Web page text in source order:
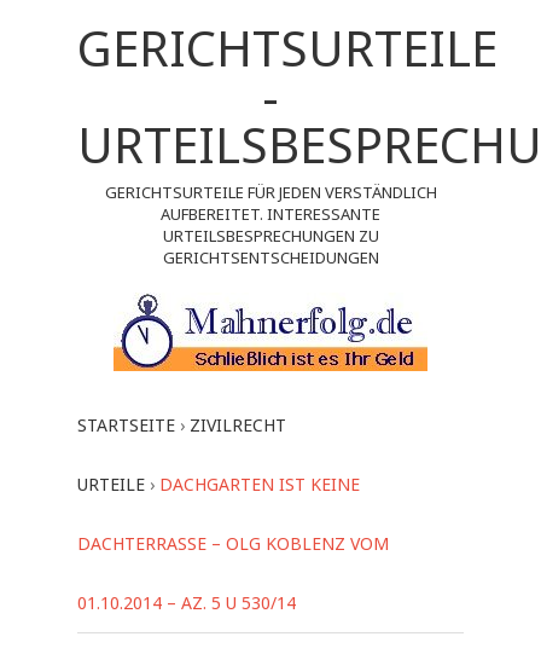
GERICHTSURTEILE
-
GERICHTSURTEILE FÜR JEDEN VERSTÄNDLICH
AUFBEREITET. INTERESSANTE
URTEILSBESPRECHUNGEN ZU
GERICHTSENTSCHEIDUNGEN
STARTSEITE › ZIVILRECHT
URTEILE › DACHGARTEN IST KEINE
DACHTERRASSE – OLG KOBLENZ VOM
01.10.2014 – AZ. 5 U 530/14